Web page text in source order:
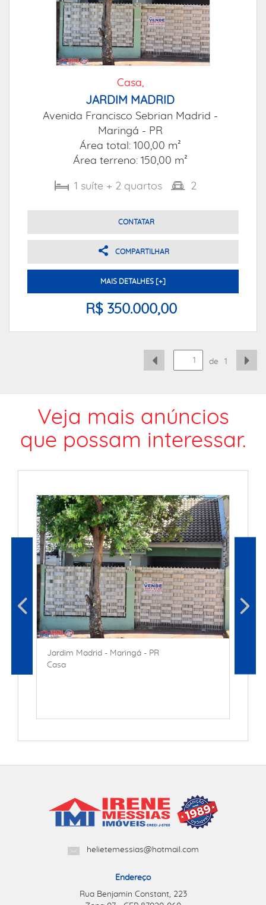
Casa,
JARDIM MADRID
Avenida Francisco Sebrian Madrid -
Maringá - PR
Área total: 100,00 m²
Área terreno: 150,00 m²
1 suíte + 2 quartos 2
CONTATAR
COMPARTILHAR
MAIS DETALHES [+]
R$ 350.000,00
de 1
Veja mais anúncios
que possam interessar.
Jardim Madrid - Maringá - PR
Casa
helietemessias@hotmail.com
Endereço
Rua Benjamin Constant, 223